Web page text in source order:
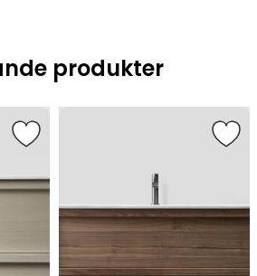
produkter